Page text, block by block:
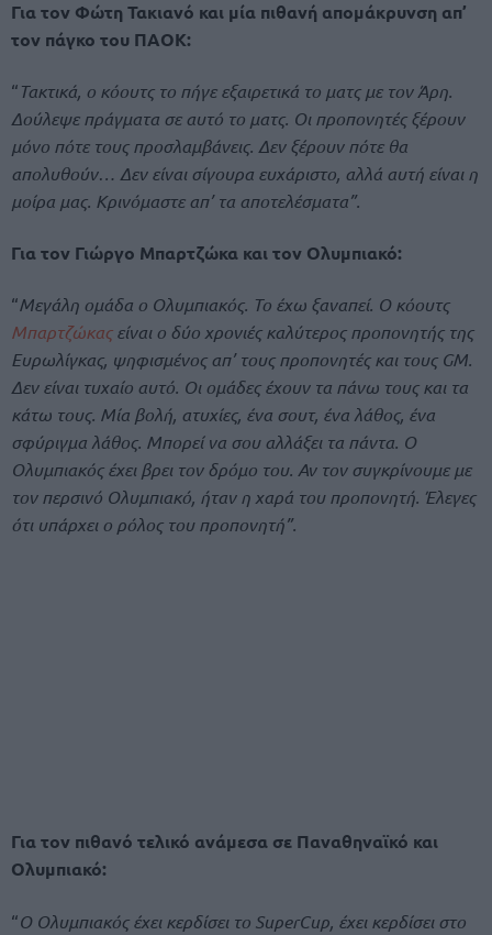
Για τον Φώτη Τακιανό και μία πιθανή απομάκρυνση απ’
τον πάγκο του ΠΑΟΚ:
“ Τακτικά, ο κόουτς το πήγε εξαιρετικά το ματς με τον Άρη.
Δούλεψε πράγματα σε αυτό το ματς. Οι προπονητές ξέρουν
μόνο πότε τους προσλαμβάνεις. Δεν ξέρουν πότε θα
απολυθούν… Δεν είναι σίγουρα ευχάριστο, αλλά αυτή είναι η
μοίρα μας. Κρινόμαστε απ’ τα αποτελέσματα”.
Για τον Γιώργο Μπαρτζώκα και τον Ολυμπιακό:
“Μεγάλη ομάδα ο Ολυμπιακός. Το έχω ξαναπεί. Ο κόουτς
Μπαρτζώκαςείναι ο δύο χρονιές καλύτερος προπονητής της
Ευρωλίγκας, ψηφισμένος απ’ τους προπονητές και τους GM.
Δεν είναι τυχαίο αυτό. Οι ομάδες έχουν τα πάνω τους και τα
κάτω τους. Μία βολή, ατυχίες, ένα σουτ, ένα λάθος, ένα
σφύριγμα λάθος. Μπορεί να σου αλλάξει τα πάντα. Ο
Ολυμπιακός έχει βρει τον δρόμο του. Αν τον συγκρίνουμε με
τον περσινό Ολυμπιακό, ήταν η χαρά του προπονητή. Έλεγες
ότι υπάρχει ο ρόλος του προπονητή”.
Για τον πιθανό τελικό ανάμεσα σε Παναθηναϊκό και
Ολυμπιακό:
“Ο Ολυμπιακός έχει κερδίσει το SuperCup, έχει κερδίσει στο